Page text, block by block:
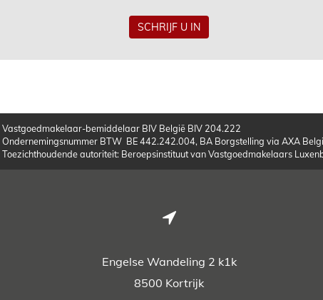
SCHRIJF U IN
Vastgoedmakelaar-bemiddelaar BIV België BIV 204.222
Ondernemingsnummer BTW BE 442.242.004, BA Borgstelling via AXA
Toezichthoudende autoriteit: Beroepsinstituut van Vastgoedmakelaars
Engelse Wandeling 2 k1k
8500 Kortrijk